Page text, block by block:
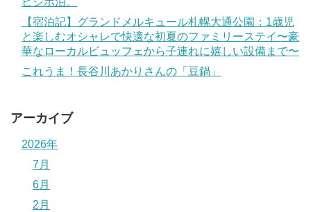
【宿泊記】グランドメルキュール札幌大通公園：1歳児
と楽しむオシャレで快適な初夏のファミリーステイ〜豪
華なローカルビュッフェから子連れに嬉しい設備まで〜
これうま！長谷川あかりさんの「豆鍋」
アーカイブ
2026年
7月
6月
2月